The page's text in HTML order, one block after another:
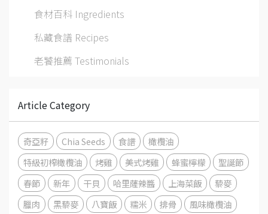
食材百科 Ingredients
私藏食譜 Recipes
老饕推薦 Testimonials
Article Category
奇亞籽 Chia Seeds 食譜
橄欖油
特級初榨橄欖油
烤雞 美式烤雞 蜂蜜檸檬
聖誕節
春節
新年 干貝 哈里薩辣醬 上海菜飯
藜麥
臘肉
黑藜麥 八寶飯 糯米 排骨 風味橄欖油